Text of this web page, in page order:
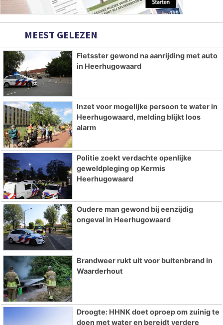
MEEST GELEZEN
Fietsster gewond na aanrijding met auto
in Heerhugowaard
Inzet voor mogelijke persoon te water in
Heerhugowaard, melding blijkt loos
alarm
Politie zoekt verdachte openlijke
geweldpleging op Kermis
Heerhugowaard
Oudere man gewond bij eenzijdig
ongeval in Heerhugowaard
Brandweer rukt uit voor buitenbrand in
Waarderhout
Droogte: HHNK doet oproep om zuinig te
doen met water en bereidt verdere